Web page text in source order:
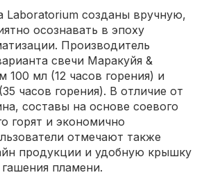
Laboratorium созданы вручную,
осознавать в эпоху
Производитель
свечи Маракуйя &
100 мл (12 часов горения) и
часов горения). В отличие от
составы на основе соевого
горят и экономично
отмечают также
продукции и удобную крышку
пламени.